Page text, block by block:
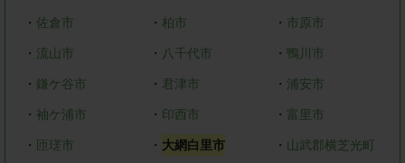
・ 佐倉市 ・ 柏市 ・ 市原市
・ 流山市 ・ 八千代市 ・ 鴨川市
・ 鎌ケ谷市 ・ 君津市 ・ 浦安市
・ 袖ケ浦市 ・ 印西市 ・ 富里市
・ 匝瑳市 ・ 大網白里市 ・ 山武郡横芝光町